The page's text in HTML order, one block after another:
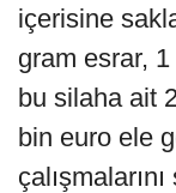
içerisine
gram esrar,
bu silaha ait
bin euro ele